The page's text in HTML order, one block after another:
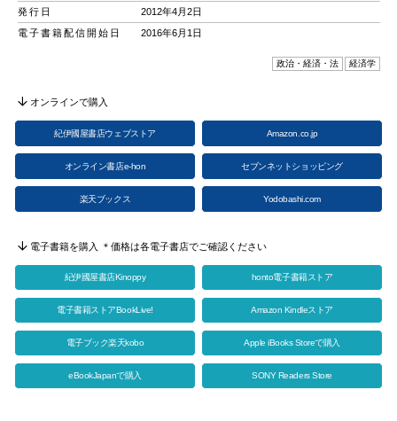
発行日
2012年4月2日
電子書籍配信開始日
2016年6月1日
政治・経済・法 経済学
オンラインで購入
紀伊國屋書店ウェブストア Amazon.co.jp
オンライン書店e-hon セブンネットショッピング
楽天ブックス Yodobashi.com
電子書籍を購入 ＊価格は各電子書店でご確認ください
紀伊國屋書店Kinoppy honto電子書籍ストア
電子書籍ストアBookLive! Amazon Kindleストア
電子ブック楽天kobo Apple iBooks Storeで購入
eBookJapanで購入 SONY Readers Store